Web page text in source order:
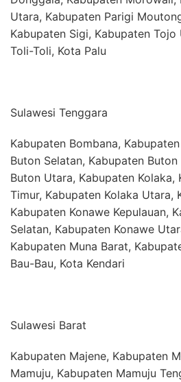
Utara, Kabupaten Parigi
Kabupaten Sigi, Kabupaten
Toli-Toli, Kota Palu
Sulawesi Tenggara
Kabupaten Bombana,
Buton Selatan, Kabupaten
Buton Utara, Kabupaten Kolaka,
Timur, Kabupaten Kolaka Utara,
Kabupaten Konawe Kepulauan,
Selatan, Kabupaten Konawe
Kabupaten Muna Barat,
Bau-Bau, Kota Kendari
Sulawesi Barat
Kabupaten Majene, Kabupaten
Mamuju, Kabupaten Mamuju